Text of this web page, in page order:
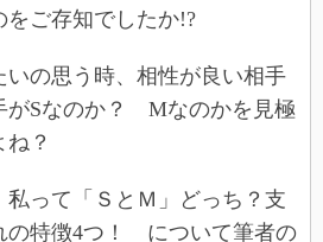
をご存知でしたか!?
の思う時、相性が良い相手
がSなのか？ Mなのかを見極
ね？
私って「ＳとＭ」どっち？支
の特徴4つ！ について筆者の